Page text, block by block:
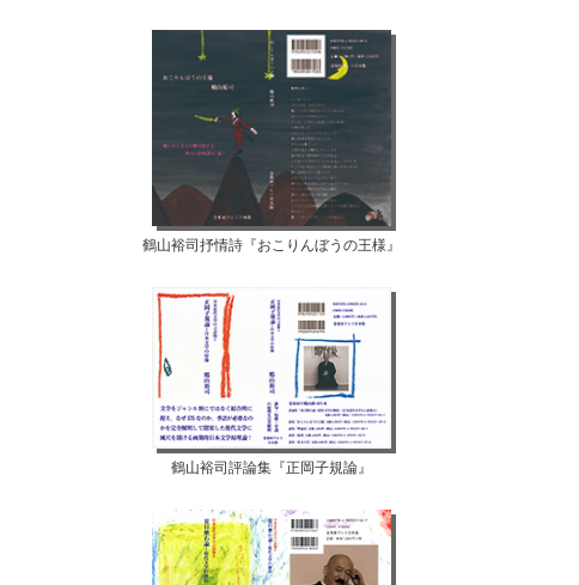
鶴山裕司抒情詩『おこりんぼうの王様』
鶴山裕司評論集『正岡子規論』